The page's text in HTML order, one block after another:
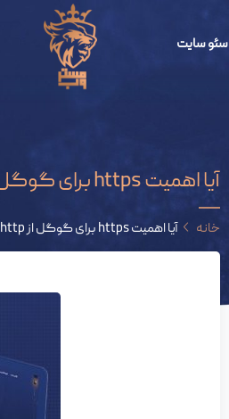
سئو سایت
آیا اهمیت https برای گوگل از http بیشتر است؟!
خانه آیا اهمیت https برای گوگل از http بیشتر است؟!